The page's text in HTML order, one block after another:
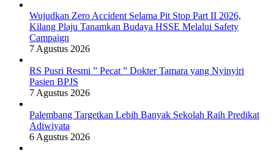
Wujudkan Zero Accident Selama Pit Stop Part II 2026,
Kilang Plaju Tanamkan Budaya HSSE Melalui Safety
Campaign
7 Agustus 2026
RS Pusri Resmi ” Pecat ” Dokter Tamara yang Nyinyiri
Pasien BPJS
7 Agustus 2026
Palembang Targetkan Lebih Banyak Sekolah Raih Predikat
Adiwiyata
6 Agustus 2026